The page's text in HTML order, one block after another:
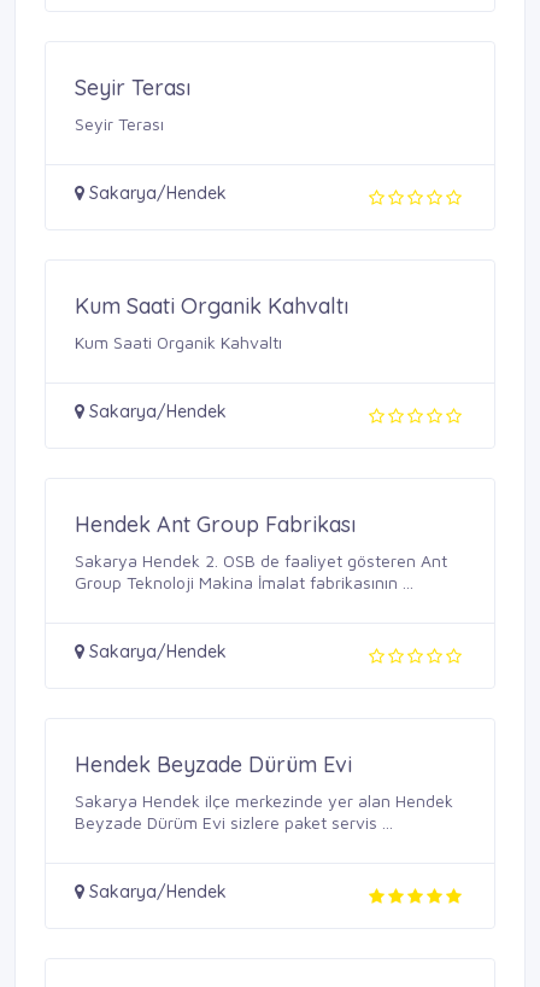
Seyir Terası
Seyir Terası
Sakarya/Hendek
Kum Saati Organik Kahvaltı
Kum Saati Organik Kahvaltı
Sakarya/Hendek
Hendek Ant Group Fabrikası
Sakarya Hendek 2. OSB de faaliyet gösteren Ant
Group Teknoloji Makina İmalat fabrikasının ...
Sakarya/Hendek
Hendek Beyzade Dürüm Evi
Sakarya Hendek ilçe merkezinde yer alan Hendek
Beyzade Dürüm Evi sizlere paket servis ...
Sakarya/Hendek